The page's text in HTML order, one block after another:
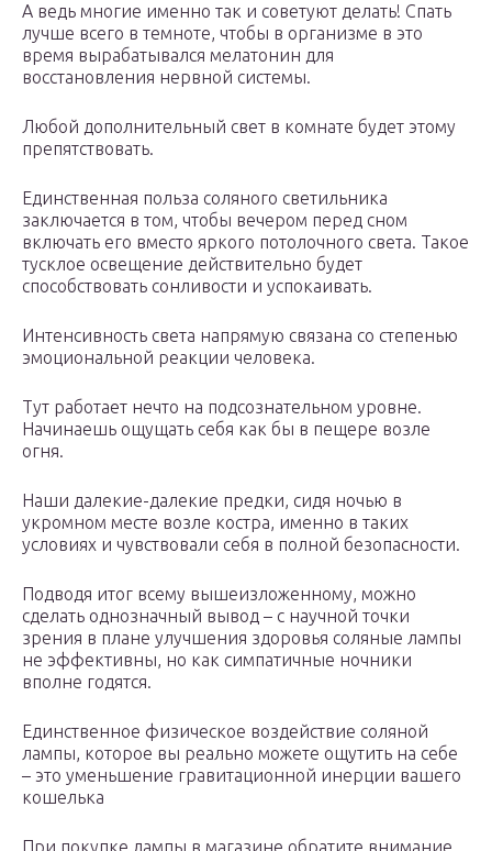
А ведь многие именно так и советуют делать! Спать
лучше всего в темноте, чтобы в организме в это
время вырабатывался мелатонин для
восстановления нервной системы.
Любой дополнительный свет в комнате будет этому
препятствовать.
Единственная польза соляного светильника
заключается в том, чтобы вечером перед сном
включать его вместо яркого потолочного света. Такое
тусклое освещение действительно будет
способствовать сонливости и успокаивать.
Интенсивность света напрямую связана со степенью
эмоциональной реакции человека.
Тут работает нечто на подсознательном уровне.
Начинаешь ощущать себя как бы в пещере возле
огня.
Наши далекие-далекие предки, сидя ночью в
укромном месте возле костра, именно в таких
условиях и чувствовали себя в полной безопасности.
Подводя итог всему вышеизложенному, можно
сделать однозначный вывод – с научной точки
зрения в плане улучшения здоровья соляные лампы
не эффективны, но как симпатичные ночники
вполне годятся.
Единственное физическое воздействие соляной
лампы, которое вы реально можете ощутить на себе
– это уменьшение гравитационной инерции вашего
кошелька
При покупке лампы в магазине обратите внимание